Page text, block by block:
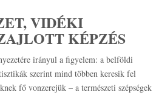
VIDÉKI
KÉPZÉS
irányul a figyelem: a belföldi
szerint mind többen keresik fel
fő vonzerejük – a természeti szépségek